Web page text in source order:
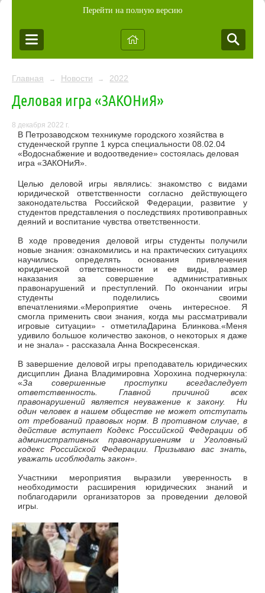
Перейти на полную версию
Главная → Новости → 2022
Деловая игра «ЗАКОНиЯ»
8 декабря 2022 г.
В Петрозаводском техникуме городского хозяйства в
студенческой группе 1 курса специальности 08.02.04
«Водоснабжение и водоотведение» состоялась деловая
игра «ЗАКОНиЯ».
Целью деловой игры являлись: знакомство с видами
юридической ответственности согласно действующего
законодательства Российской Федерации, развитие у
студентов представления о последствиях противоправных
деяний и воспитание чувства ответственности.
В ходе проведения деловой игры студенты получили
новые знания: ознакомились и на практических ситуациях
научились определять основания привлечения
юридической ответственности и ее виды, размер
наказания за совершение административных
правонарушений и преступлений. По окончании игры
студенты поделились своими
впечатлениями.«Мероприятие очень интересное. Я
смогла применить свои знания, когда мы рассматривали
игровые ситуации» - отметилаДарина Блинкова.«Меня
удивило большое количество законов, о некоторых я даже
и не знала» - рассказала Анна Воскресенская.
В завершение деловой игры преподаватель юридических
дисциплин Диана Владимировна Хорохина подчеркнула:
«За совершенные проступки всегдаследует
ответственность. Главной причиной всех
правонарушений является неуважение к закону. Ни
один человек в нашем обществе не может отступать
от требований правовых норм. В противном случае, в
действие вступает Кодекс Российской Федерации об
административных правонарушениям и Уголовный
кодекс Российской Федерации. Призываю вас знать,
уважать исоблюдать закон».
Участники мероприятия выразили уверенность в
необходимости расширения юридических знаний и
поблагодарили организаторов за проведении деловой
игры.